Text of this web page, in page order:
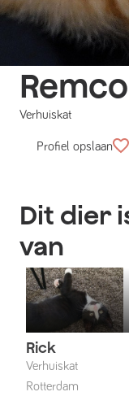
Remco
Verhuiskat
Profiel opslaan
Dit dier
van
Rick
Verhuiskat
Rotterdam